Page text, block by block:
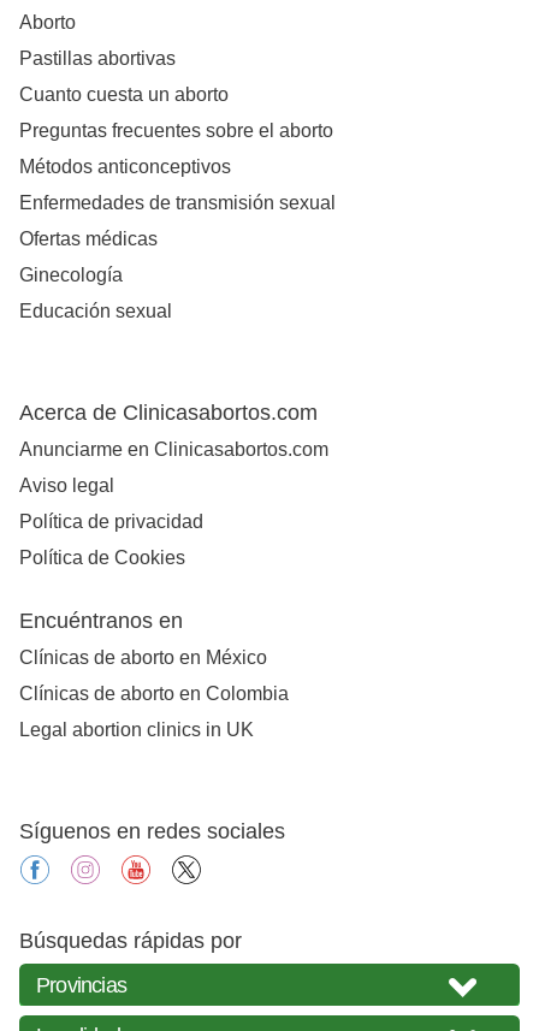
Aborto
Pastillas abortivas
Cuanto cuesta un aborto
Preguntas frecuentes sobre el aborto
Métodos anticonceptivos
Enfermedades de transmisión sexual
Ofertas médicas
Ginecología
Educación sexual
Acerca de Clinicasabortos.com
Anunciarme en Clinicasabortos.com
Aviso legal
Política de privacidad
Política de Cookies
Encuéntranos en
Clínicas de aborto en México
Clínicas de aborto en Colombia
Legal abortion clinics in UK
Síguenos en redes sociales
facebookinstagramyoutube
Búsquedas rápidas por